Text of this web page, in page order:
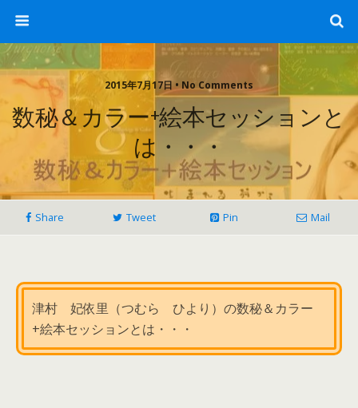
2015年7月17日 • No Comments
数秘＆カラー+絵本セッションと
は・・・
Share Tweet Pin Mail
津村 妃依里（つむら ひより）の数秘＆カラー
+絵本セッションとは・・・